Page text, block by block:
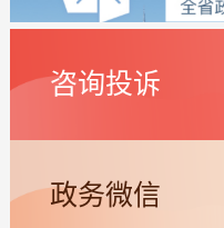
咨询投诉
政务微信